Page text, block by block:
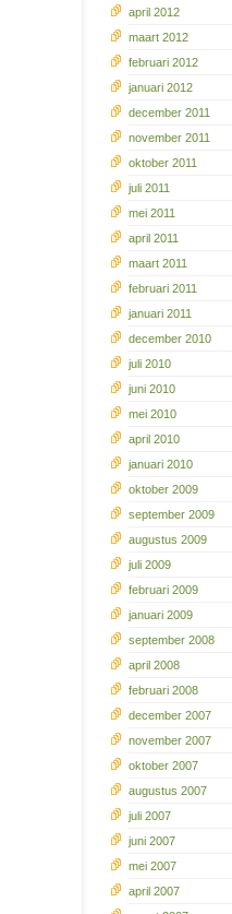
april 2012
maart 2012
februari 2012
januari 2012
december 2011
november 2011
oktober 2011
juli 2011
mei 2011
april 2011
maart 2011
februari 2011
januari 2011
december 2010
juli 2010
juni 2010
mei 2010
april 2010
januari 2010
oktober 2009
september 2009
augustus 2009
juli 2009
februari 2009
januari 2009
september 2008
april 2008
februari 2008
december 2007
november 2007
oktober 2007
augustus 2007
juli 2007
juni 2007
mei 2007
april 2007